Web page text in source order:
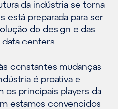
da indústria se torna
está preparada para ser
do design e das
centers.
constantes mudanças
é proativa e
os principais players da
estamos convencidos